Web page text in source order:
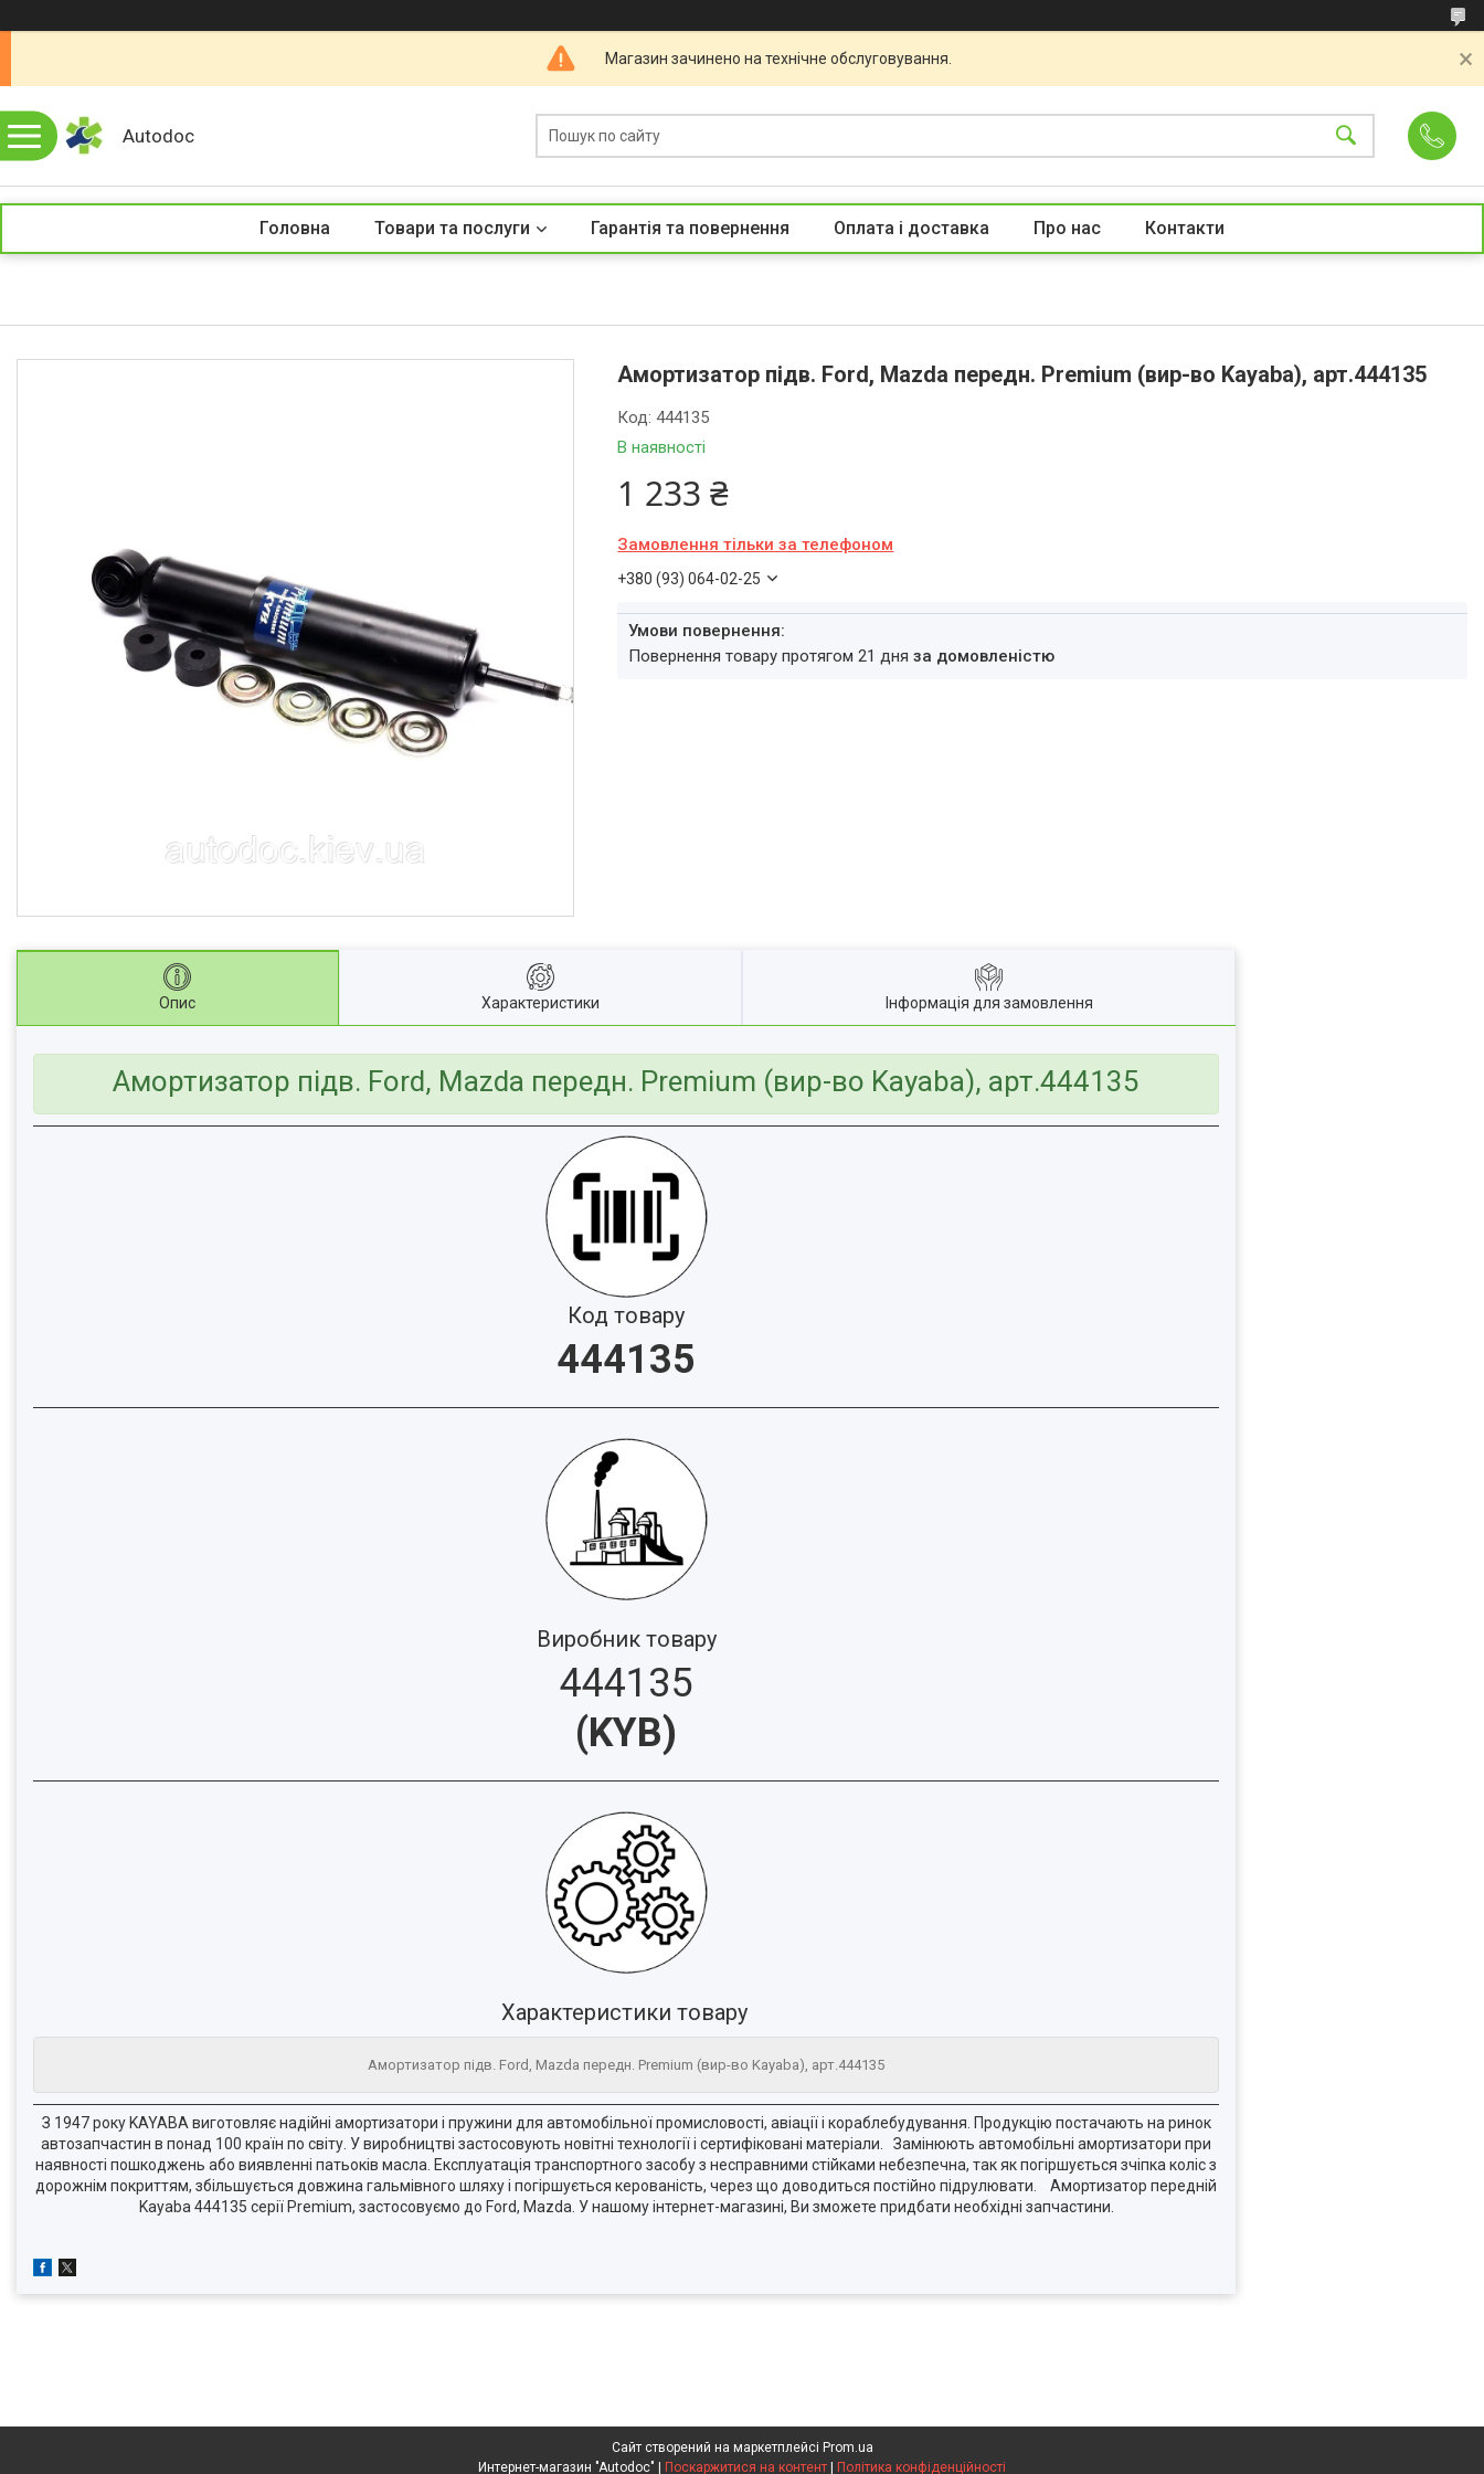
Магазин зачинено на технічне обслуговування.
Autodoc
Головна Товари та послуги Гарантія та повернення Оплата і доставка Про нас Контакти
Амортизатор підв. Ford, Mazda передн. Premium (вир-во Kayaba), арт.444135
В наявності
Код:444135
1 233 ₴
Замовлення тільки за телефоном
+380 (93) 064-02-25
повернення товару протягом 21 дняза домовленістю
Опис Характеристики Інформація для замовлення
Амортизатор підв. Ford, Mazda передн. Premium (вир-во Kayaba), арт.444135
Код товару
444135
Виробник товару
444135
(KYB)
Характеристики товару
Амортизатор підв. Ford, Mazda передн. Premium (вир-во Kayaba), арт.444135
З 1947 року KAYABA виготовляє надійні амортизатори і пружини для автомобільної промисловості, авіації і кораблебудування. Продукцію постачають на ринок
автозапчастин в понад 100 країн по світу. У виробництві застосовують новітні технології і сертифіковані матеріали. Замінюють автомобільні амортизатори при
наявності пошкоджень або виявленні патьоків масла. Експлуатація транспортного засобу з несправними стійками небезпечна, так як погіршується зчіпка коліс з
дорожнім покриттям, збільшується довжина гальмівного шляху і погіршується керованість, через що доводиться постійно підрулювати. Амортизатор передній
Kayaba 444135 серії Premium, застосовуємо до Ford, Mazda. У нашому інтернет-магазині, Ви зможете придбати необхідні запчастини.
Сайт створений на маркетплейсі Prom.ua
Поскаржитися на контент Політика конфіденційності